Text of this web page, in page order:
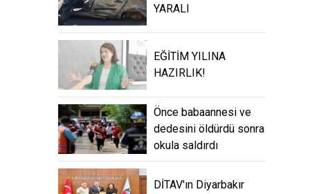
YARALI
EĞİTİM YILINA
HAZIRLIK!
Önce babaannesi ve
dedesini öldürdü sonra
okula saldırdı
DİTAV'ın Diyarbakır